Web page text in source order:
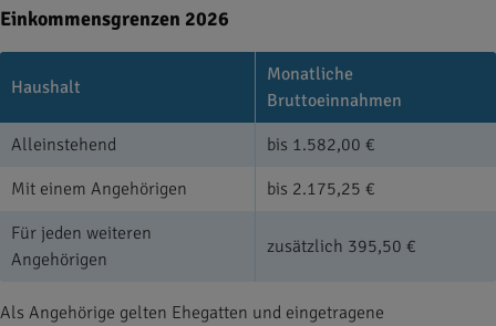
Einkommensgrenzen 2026
Haushalt
Monatliche
Bruttoeinnahmen
Alleinstehend
bis 1.582,00 €
Mit einem Angehörigen
bis 2.175,25 €
Für jeden weiteren
Angehörigen
zusätzlich 395,50 €
Als Angehörige gelten Ehegatten und eingetragene